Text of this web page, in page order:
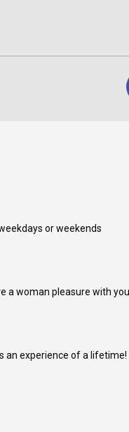
or weekends
a woman pleasure with
an experience of a lifetime!